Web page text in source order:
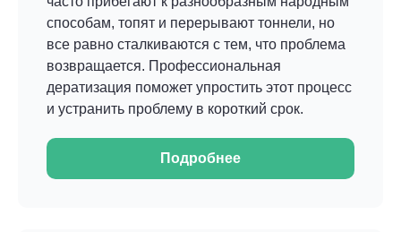
способам, топят и перерывают тоннели, но
все равно сталкиваются с тем, что проблема
возвращается. Профессиональная
дератизация поможет упростить этот процесс
и устранить проблему в короткий срок.
Подробнее